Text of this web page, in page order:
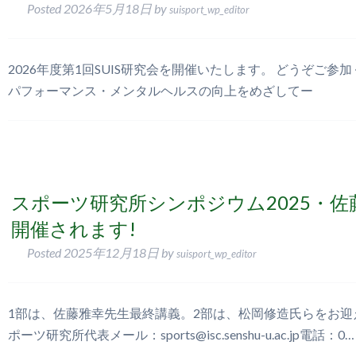
Posted 2026年5月18日 bysuisport_wp_editor
2026年度第1回SUIS研究会を開催いたします。 どうぞご
パフォーマンス・メンタルヘルスの向上をめざ
スポーツ研究所シンポジウム2025・
開催されます!
Posted 2025年12月18日 bysuisport_wp_editor
1部は、佐藤雅幸先生最終講義。2部は、松岡修造氏らをお
ポーツ研究所代表メール：sports@isc.senshu-u.ac.jp電話：0…